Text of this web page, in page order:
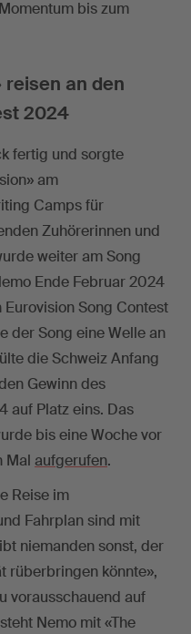
bis zum
reisen an den
2024
fertig und sorgte
am
Camps für
Zuhörerinnen und
weiter am Song
Ende Februar 2024
Song Contest
der Song eine Welle an
die Schweiz Anfang
Gewinn des
auf Platz eins. Das
bis eine Woche vor
Mal aufgerufen.
Reise im
Fahrplan sind mit
niemanden sonst, der
rüberbringen könnte»,
vorausschauend auf
Nemo mit «The